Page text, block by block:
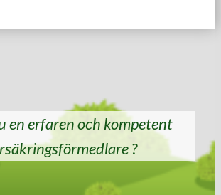
en erfaren och kompetent
?